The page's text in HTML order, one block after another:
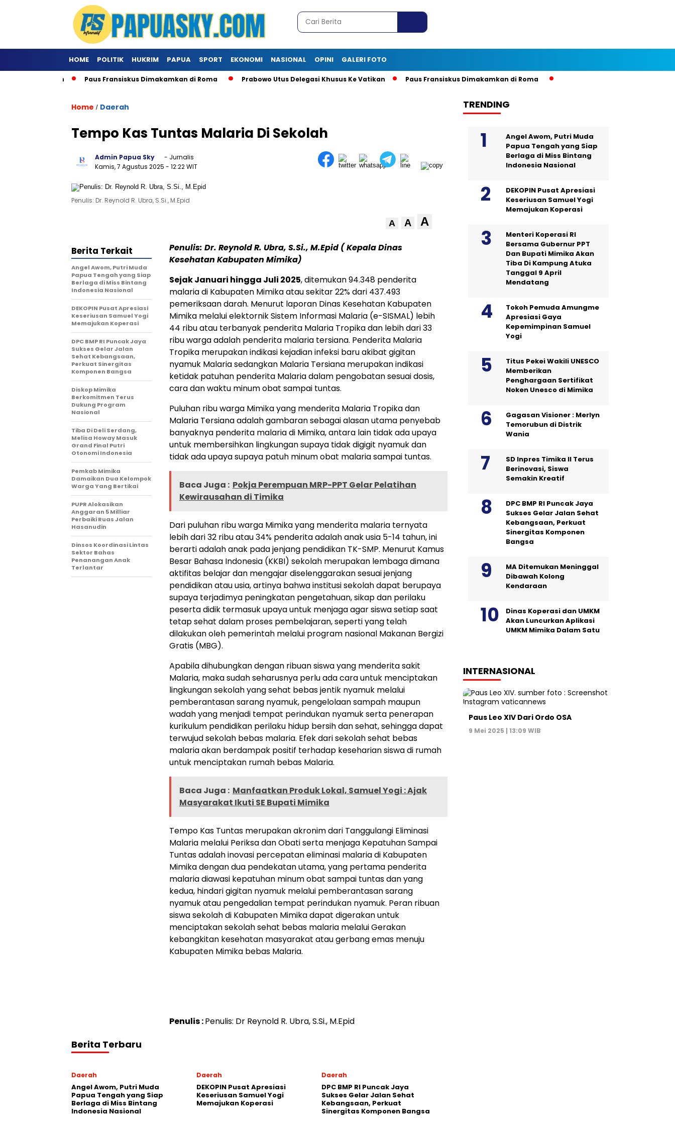
HOME POLITIK HUKRIM PAPUA SPORT EKONOMI NASIONAL OPINI GALERI FOTO
Paus Fransiskus Dimakamkan di Roma Prabowo Utus Delegasi Khusus Ke Vatikan Paus Fransiskus Dimakamkan di Roma
Home / Daerah
Tempo Kas Tuntas Malaria Di Sekolah
Admin Papua Sky
- Jurnalis
Kamis, 7 Agustus 2025 - 12:22 WIT
Penulis: Dr. Reynold R. Ubra, S.Si., M.Epid
A A A
Penulis: Dr. Reynold R. Ubra, S.Si., M.Epid ( Kepala Dinas
Kesehatan Kabupaten Mimika)
Sejak Januari hingga Juli 2025, ditemukan 94.348 penderita
malaria di Kabupaten Mimika atau sekitar 22% dari 437.493
pemeriksaan darah. Menurut laporan Dinas Kesehatan Kabupaten
Mimika melalui elektornik Sistem Informasi Malaria (e-SISMAL) lebih
44 ribu atau terbanyak penderita Malaria Tropika dan lebih dari 33
ribu warga adalah penderita malaria tersiana. Penderita Malaria
Tropika merupakan indikasi kejadian infeksi baru akibat gigitan
nyamuk Malaria sedangkan Malaria Tersiana merupakan indikasi
ketidak patuhan penderita Malaria dalam pengobatan sesuai dosis,
cara dan waktu minum obat sampai tuntas.
Puluhan ribu warga Mimika yang menderita Malaria Tropika dan
Malaria Tersiana adalah gambaran sebagai alasan utama penyebab
banyaknya penderita malaria di Mimika, antara lain tidak ada upaya
untuk membersihkan lingkungan supaya tidak digigit nyamuk dan
tidak ada upaya supaya patuh minum obat malaria sampai tuntas.
Baca Juga : Pokja Perempuan MRP-PPT Gelar Pelatihan
Kewirausahan di Timika
Dari puluhan ribu warga Mimika yang menderita malaria ternyata
lebih dari 32 ribu atau 34% penderita adalah anak usia 5-14 tahun, ini
berarti adalah anak pada jenjang pendidikan TK-SMP. Menurut Kamus
Besar Bahasa Indonesia (KKBI) sekolah merupakan lembaga dimana
aktifitas belajar dan mengajar diselenggarakan sesuai jenjang
pendidikan atau usia, artinya bahwa institusi sekolah dapat berupaya
supaya terjadimya peningkatan pengetahuan, sikap dan perilaku
peserta didik termasuk upaya untuk menjaga agar siswa setiap saat
tetap sehat dalam proses pembelajaran, seperti yang telah
dilakukan oleh pemerintah melalui program nasional Makanan Bergizi
Gratis (MBG).
Apabila dihubungkan dengan ribuan siswa yang menderita sakit
Malaria, maka sudah seharusnya perlu ada cara untuk menciptakan
lingkungan sekolah yang sehat bebas jentik nyamuk melalui
pemberantasan sarang nyamuk, pengelolaan sampah maupun
wadah yang menjadi tempat perindukan nyamuk serta penerapan
kurikulum pendidikan perilaku hidup bersih dan sehat, sehingga dapat
terwujud sekolah bebas malaria. Efek dari sekolah sehat bebas
malaria akan berdampak positif terhadap keseharian siswa di rumah
untuk menciptakan rumah bebas Malaria.
Baca Juga : Manfaatkan Produk Lokal, Samuel Yogi : Ajak
Masyarakat Ikuti SE Bupati Mimika
Tempo Kas Tuntas merupakan akronim dari Tanggulangi Eliminasi
Malaria melalui Periksa dan Obati serta menjaga Kepatuhan Sampai
Tuntas adalah inovasi percepatan eliminasi malaria di Kabupaten
Mimika dengan dua pendekatan utama, yang pertama penderita
malaria diawasi kepatuhan minum obat sampai tuntas dan yang
kedua, hindari gigitan nyamuk melalui pemberantasan sarang
nyamuk atau pengedalian tempat perindukan nyamuk. Peran ribuan
siswa sekolah di Kabupaten Mimika dapat digerakan untuk
menciptakan sekolah sehat bebas malaria melalui Gerakan
kebangkitan kesehatan masyarakat atau gerbang emas menuju
Kabupaten Mimika bebas Malaria.
Penulis :Penulis: Dr Reynold R. Ubra, S.Si., M.Epid
Berita Terkait
Angel Awom, Putri Muda
Papua Tengah yang Siap
Berlaga di Miss Bintang
Indonesia Nasional
DEKOPIN Pusat Apresiasi
Keseriusan Samuel Yogi
Memajukan Koperasi
DPC BMP RI Puncak Jaya
Sukses Gelar Jalan
Sehat Kebangsaan,
Perkuat Sinergitas
Komponen Bangsa
Diskop Mimika
Berkomitmen Terus
Dukung Program
Nasional
Tiba Di Deli Serdang,
Melisa Howay Masuk
Grand Final Putri
Otonomi Indonesia
Pemkab Mimika
Damaikan Dua Kelompok
Warga Yang Bertikai
PUPR Alokasikan
Anggaran 5 Milliar
Perbaiki Ruas Jalan
Hasanudin
Dinsos Koordinasi Lintas
Sektor Bahas
Penanangan Anak
Terlantar
Berita Terbaru
Daerah
Angel Awom, Putri Muda
Papua Tengah yang Siap
Berlaga di Miss Bintang
Indonesia Nasional
Daerah
DEKOPIN Pusat Apresiasi
Keseriusan Samuel Yogi
Memajukan Koperasi
Daerah
DPC BMP RI Puncak Jaya
Sukses Gelar Jalan Sehat
Kebangsaan, Perkuat
Sinergitas Komponen Bangsa
TRENDING
Angel Awom, Putri Muda
Papua Tengah yang Siap
Berlaga di Miss Bintang
Indonesia Nasional
DEKOPIN Pusat Apresiasi
Keseriusan Samuel Yogi
Memajukan Koperasi
Menteri Koperasi RI
Bersama Gubernur PPT
Dan Bupati Mimika Akan
Tiba Di Kampung Atuka
Tanggal 9 April
Mendatang
Tokoh Pemuda Amungme
Apresiasi Gaya
Kepemimpinan Samuel
Yogi
Titus Pekei Wakili UNESCO
Memberikan
Penghargaan Sertifikat
Noken Unesco di Mimika
Gagasan Visioner : Merlyn
Temorubun di Distrik
Wania
SD Inpres Timika II Terus
Berinovasi, Siswa
Semakin Kreatif
DPC BMP RI Puncak Jaya
Sukses Gelar Jalan Sehat
Kebangsaan, Perkuat
Sinergitas Komponen
Bangsa
MA Ditemukan Meninggal
Dibawah Kolong
Kendaraan
Dinas Koperasi dan UMKM
Akan Luncurkan Aplikasi
UMKM Mimika Dalam Satu
INTERNASIONAL
Paus Leo XIV Dari Ordo OSA
9 Mei 2025 | 13:09 WIB